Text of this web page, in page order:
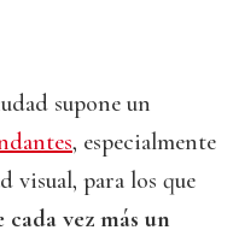
supone un
, especialmente
visual, para los que
vez más un